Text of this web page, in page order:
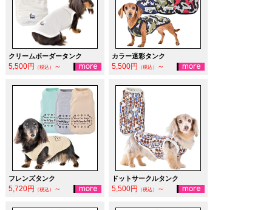
クリームボーダータンク
5,500円 （税込） ～
カラー迷彩タンク
5,500円 （税込） ～
フレンズタンク
5,720円 （税込） ～
ドットサークルタンク
5,500円 （税込） ～